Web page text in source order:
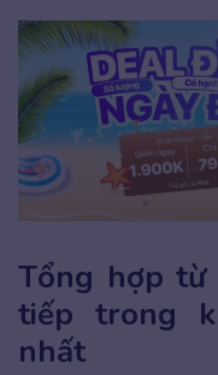
Tổng hợp từ
tiếp trong
nhất